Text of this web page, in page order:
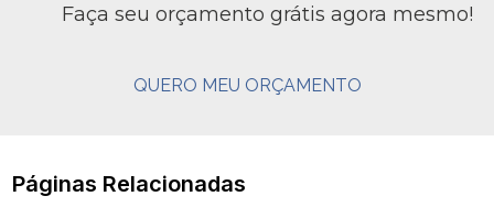
Faça seu orçamento grátis agora mesmo!
QUERO MEU ORÇAMENTO
Páginas Relacionadas